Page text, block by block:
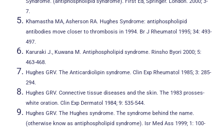
7.
Khamastha MA, Asherson RA. Hughes Syndrome: antiphospholipid
antibodies move closer to thrombosis in 1994. Br J Rheumatol 1995; 34: 493-
497.
Karuraki J., Kuwana M. Antiphospholipid syndrome. Rinsho Byori 2000; 5:
463-468.
Hughes GRV. The Anticardiolipin syndrome. Clin Exp Rheumatol 1985; 3: 285-
294.
Hughes GRV. Connective tissue diseases and the skin. The 1983 prosses-
white oration. Clin Exp Dermatol 1984; 9: 535-544.
Hughes GRV. The Hughes syndrome. The syndrome behind the name.
(otherwise know as antiphospholipid syndrome). Isr Med Ass 1999; 1: 100-